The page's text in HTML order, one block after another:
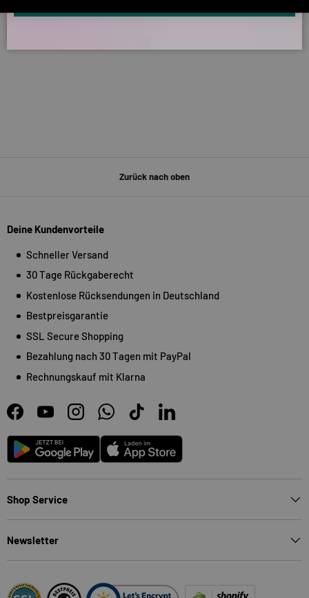
Zurück nach oben
Deine Kundenvorteile
Schneller Versand
30 Tage Rückgaberecht
Kostenlose Rücksendungen in Deutschland
Bestpreisgarantie
SSL Secure Shopping
Bezahlung nach 30 Tagen mit PayPal
Rechnungskauf mit Klarna
FacebookYouTubeInstagramWhatsAppTikTokLinkedIn
Android App Store
Shop Service
Newsletter